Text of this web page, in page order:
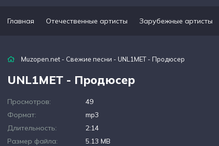
Главная Отечественные артисты Зарубежные артисты
Muzopen.net - Свежие песни - UNL1MET - Продюсер
UNL1MET - Продюсер
Просмотров:
49
Формат:
mp3
Длительность:
2:14
Размер файла:
5.13 MB